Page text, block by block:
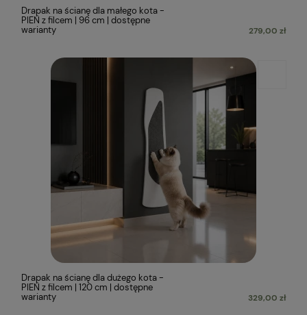
Drapak na ścianę dla małego kota -
PIEŃ z filcem | 96 cm | dostępne
warianty
279,00 zł
Drapak na ścianę dla dużego kota -
PIEŃ z filcem | 120 cm | dostępne
warianty
329,00 zł